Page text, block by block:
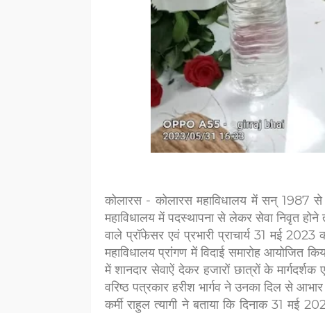
कोलारस - कोलारस महाविधालय में सन् 1987
महाविधालय में पदस्थापना से लेकर सेवा निवृत
वाले प्रॉफेसर एवं प्रभारी प्राचार्य 31 मई
महाविधालय प्रांगण में विदाई समारोह आयोजित
में शानदार सेवाऐं देकर हजारों छात्रों के
वरिष्ठ पत्रकार हरीश भार्गव ने उनका दिल से
कर्मी राहुल त्यागी ने बताया कि दिनाक 31 मई